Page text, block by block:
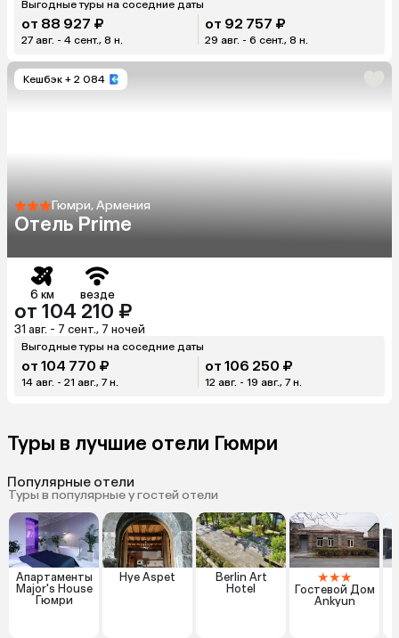
Выгодные туры на соседние даты
от 88 927 ₽
27 авг. - 4 сент., 8 н.
от 92 757 ₽
29 авг. - 6 сент., 8 н.
Кешбэк + 2 084
Гюмри, Армения
Отель Prime
6 км везде
от 104 210 ₽
31 авг. - 7 сент., 7 ночей
Выгодные туры на соседние даты
от 104 770 ₽
14 авг. - 21 авг., 7 н.
от 106 250 ₽
12 авг. - 19 авг., 7 н.
Туры в лучшие отели Гюмри
Популярные отели
Туры в популярные у гостей отели
Апартаменты
Major's House
Гюмри
Hye Aspet
Berlin Art
Hotel
★★★
Гостевой Дом
Ankyun